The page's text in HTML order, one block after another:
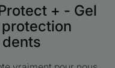
+ - Gel